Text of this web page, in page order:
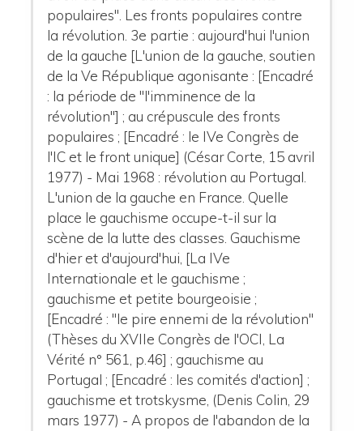
populaires". Les fronts populaires contre
la révolution. 3e partie : aujourd'hui l'union
de la gauche [L'union de la gauche, soutien
de la Ve République agonisante : [Encadré
: la période de "l'imminence de la
révolution"] ; au crépuscule des fronts
populaires ; [Encadré : le IVe Congrès de
l'IC et le front unique] (César Corte, 15 avril
1977) - Mai 1968 : révolution au Portugal.
L'union de la gauche en France. Quelle
place le gauchisme occupe-t-il sur la
scène de la lutte des classes. Gauchisme
d'hier et d'aujourd'hui, [La IVe
Internationale et le gauchisme ;
gauchisme et petite bourgeoisie ;
[Encadré : "le pire ennemi de la révolution"
(Thèses du XVIIe Congrès de l'OCI, La
Vérité n° 561, p.46] ; gauchisme au
Portugal ; [Encadré : les comités d'action] ;
gauchisme et trotskysme, (Denis Colin, 29
mars 1977) - A propos de l'abandon de la